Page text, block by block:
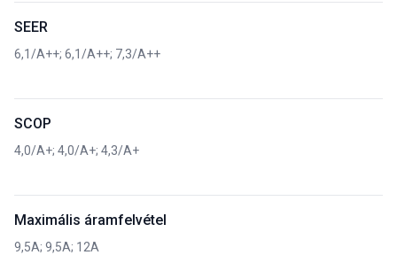
SEER
6,1/A++; 6,1/A++; 7,3/A++
SCOP
4,0/A+; 4,0/A+; 4,3/A+
Maximális áramfelvétel
9,5A; 9,5A; 12A